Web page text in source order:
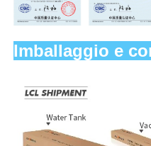
Imballaggio e